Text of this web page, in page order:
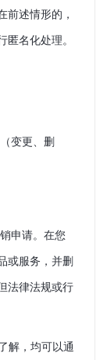
前述情形的，
名化处理。
变更、删
申请。在您
或服务，并删
法律法规或行
解，均可以通